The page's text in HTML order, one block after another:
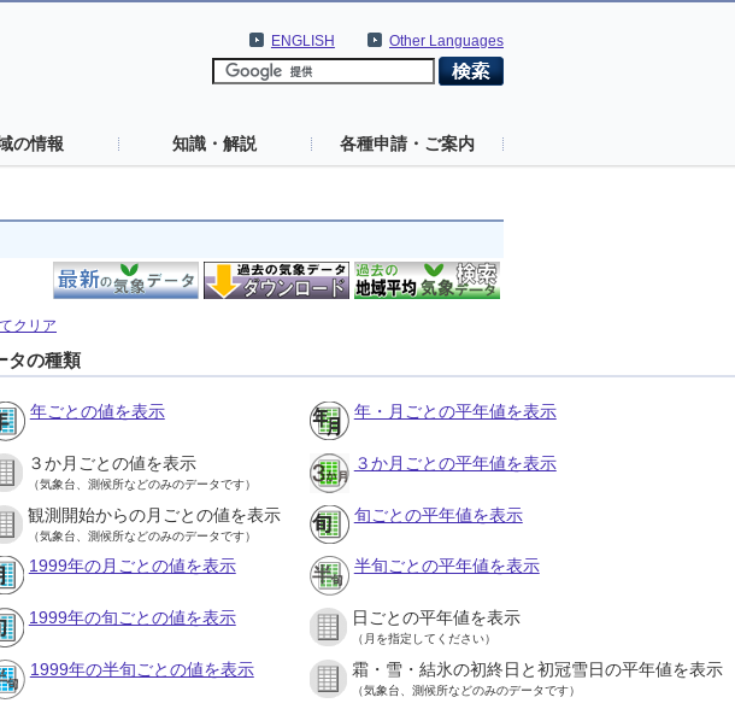
Other Languages
ENGLISH
の情報 知識・解説 各種申請・ご案内
クリア
タの種類
年ごとの値を表示 年・月ごとの平年値を表示
３か月ごとの値を表示
（気象台、測候所などのみのデータです）
３か月ごとの平年値を表示
観測開始からの月ごとの値を表示
（気象台、測候所などのみのデータです）
旬ごとの平年値を表示
1999年の月ごとの値を表示 半旬ごとの平年値を表示
1999年の旬ごとの値を表示 日ごとの平年値を表示
（月を指定してください）
1999年の半旬ごとの値を表示 霜・雪・結氷の初終日と初冠雪日の平年値を表示
（気象台、測候所などのみのデータです）